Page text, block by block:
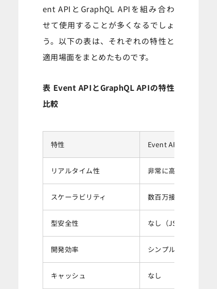
ent APIとGraphQL APIを組み合わ
せて使用することが多くなるでしょ
う。以下の表は、それぞれの特性と
適用場面をまとめたものです。
表 Event APIとGraphQL APIの特性
比較
特性 Event API
リアルタイム性 非常に高い（50ms以
スケーラビリティ 数百万接続対応
型安全性 なし（JSON
開発効率 シンプルなPub/Sub
キャッシュ なし